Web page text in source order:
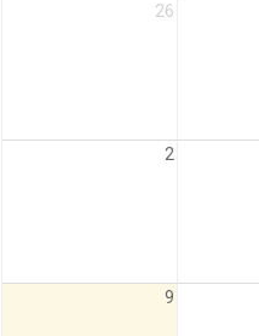
26
2
9